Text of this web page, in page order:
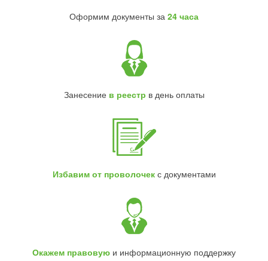
Оформим документы за 24 часа
Занесение в реестр в день оплаты
Избавим от проволочекс документами
Окажем правовую и информационную поддержку